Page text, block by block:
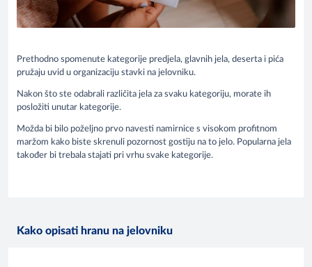
Prethodno spomenute kategorije predjela, glavnih jela, deserta i pića
pružaju uvid u organizaciju stavki na jelovniku.
Nakon što ste odabrali različita jela za svaku kategoriju, morate ih
posložiti unutar kategorije.
Možda bi bilo poželjno prvo navesti namirnice s visokom profitnom
maržom kako biste skrenuli pozornost gostiju na to jelo. Popularna jela
također bi trebala stajati pri vrhu svake kategorije.
Kako opisati hranu na jelovniku